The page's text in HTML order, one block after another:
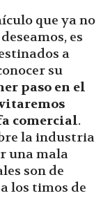
que ya no
es
a
su
paso en el
comercial.
la industria
una mala
son de
los timos de